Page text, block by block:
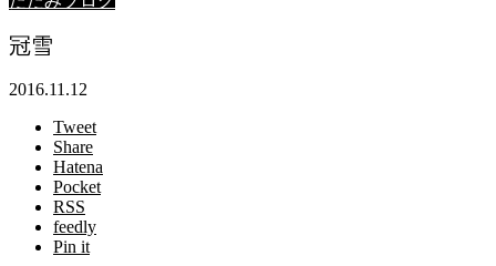
冠雪
2016.11.12
Tweet
Share
Hatena
Pocket
RSS
feedly
Pin it